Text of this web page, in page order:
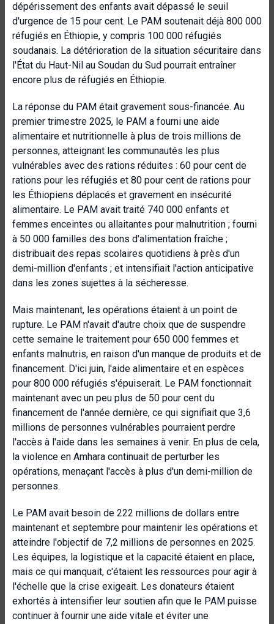
dépérissement des enfants avait dépassé le seuil
d'urgence de 15 pour cent. Le PAM soutenait déjà 800 000
réfugiés en Éthiopie, y compris 100 000 réfugiés
soudanais. La détérioration de la situation sécuritaire dans
l'État du Haut-Nil au Soudan du Sud pourrait entraîner
encore plus de réfugiés en Éthiopie.
La réponse du PAM était gravement sous-financée. Au
premier trimestre 2025, le PAM a fourni une aide
alimentaire et nutritionnelle à plus de trois millions de
personnes, atteignant les communautés les plus
vulnérables avec des rations réduites : 60 pour cent de
rations pour les réfugiés et 80 pour cent de rations pour
les Éthiopiens déplacés et gravement en insécurité
alimentaire. Le PAM avait traité 740 000 enfants et
femmes enceintes ou allaitantes pour malnutrition ; fourni
à 50 000 familles des bons d'alimentation fraîche ;
distribuait des repas scolaires quotidiens à près d'un
demi-million d'enfants ; et intensifiait l'action anticipative
dans les zones sujettes à la sécheresse.
Mais maintenant, les opérations étaient à un point de
rupture. Le PAM n'avait d'autre choix que de suspendre
cette semaine le traitement pour 650 000 femmes et
enfants malnutris, en raison d'un manque de produits et de
financement. D'ici juin, l'aide alimentaire et en espèces
pour 800 000 réfugiés s'épuiserait. Le PAM fonctionnait
maintenant avec un peu plus de 50 pour cent du
financement de l'année dernière, ce qui signifiait que 3,6
millions de personnes vulnérables pourraient perdre
l'accès à l'aide dans les semaines à venir. En plus de cela,
la violence en Amhara continuait de perturber les
opérations, menaçant l'accès à plus d'un demi-million de
personnes.
Le PAM avait besoin de 222 millions de dollars entre
maintenant et septembre pour maintenir les opérations et
atteindre l'objectif de 7,2 millions de personnes en 2025.
Les équipes, la logistique et la capacité étaient en place,
mais ce qui manquait, c'étaient les ressources pour agir à
l'échelle que la crise exigeait. Les donateurs étaient
exhortés à intensifier leur soutien afin que le PAM puisse
continuer à fournir une aide vitale et éviter une